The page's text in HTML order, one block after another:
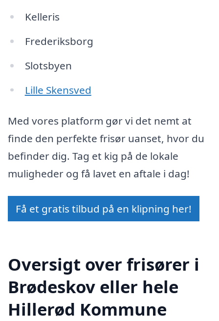
Kelleris
Frederiksborg
Slotsbyen
Lille Skensved
Med vores platform gør vi det nemt at
finde den perfekte frisør uanset, hvor du
befinder dig. Tag et kig på de lokale
muligheder og få lavet en aftale i dag!
Få et gratis tilbud på en klipning her!
Oversigt over frisører i
Brødeskov eller hele
Hillerød Kommune